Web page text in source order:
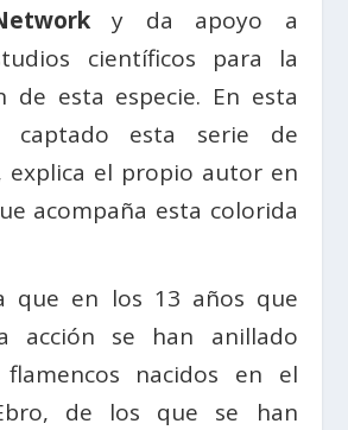
y da apoyo a
científicos para la
de esta especie. En esta
captado esta serie de
explica el propio autor en
acompaña esta colorida
que en los 13 años que
acción se han anillado
flamencos nacidos en el
de los que se han